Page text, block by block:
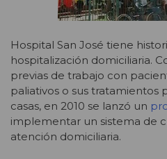
Hospital San José tiene
hospitalización domiciliaria.
previas de trabajo con
paliativos o sus tratamientos
casas, en 2010 se lanzó un
implementar un sistema de
atención domiciliaria.